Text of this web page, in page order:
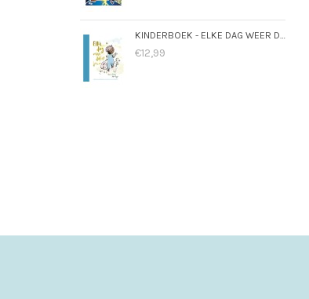
KINDERBOEK - ELKE DAG WEER DOL OP JOU
€12,99